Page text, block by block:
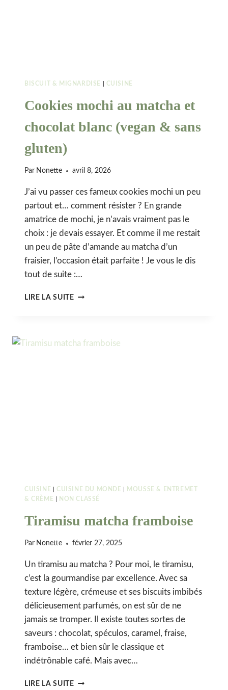
BISCUIT & MIGNARDISE CUISINE
Cookies mochi au matcha et
chocolat blanc (vegan & sans
gluten)
Par Nonette avril 8, 2026
J’ai vu passer ces fameux cookies mochi un peu
partout et… comment résister ? En grande
amatrice de mochi, je n’avais vraiment pas le
choix : je devais essayer. Et comme il me restait
un peu de pâte d’amande au matcha d’un
fraisier, l’occasion était parfaite ! Je vous le dis
tout de suite :…
LIRE LA SUITECOOKIES
CHOCOLAT
CUISINE CUISINE DU MONDE
MOUSSE & ENTREMET
& CRÈME
NON CLASSÉ
Tiramisu matcha framboise
Par Nonette février 27, 2025
Un tiramisu au matcha ? Pour moi, le tiramisu,
c’est la gourmandise par excellence. Avec sa
texture légère, crémeuse et ses biscuits imbibés
délicieusement parfumés, on est sûr de ne
jamais se tromper. Il existe toutes sortes de
saveurs : chocolat, spéculos, caramel, fraise,
framboise… et bien sûr le classique et
indétrônable café. Mais avec…
LIRE LA SUITETIRAMISU